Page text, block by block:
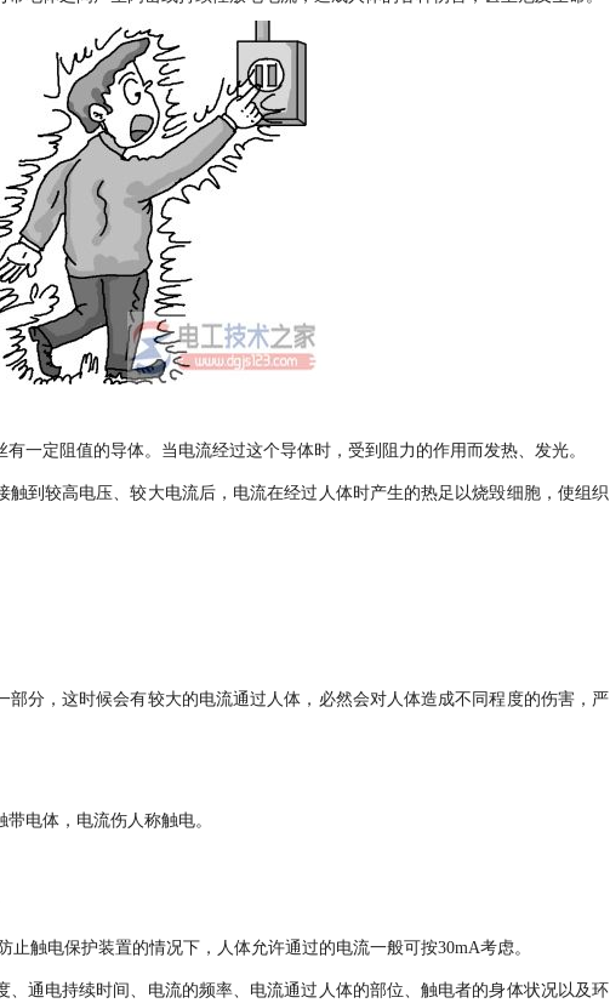
一定阻值的导体。当电流经过这个导体时，受到阻力的作用而发热、发光。
触到较高电压、较大电流后，电流在经过人体时产生的热足以烧毁细胞，使组织
部分，这时候会有较大的电流通过人体，必然会对人体造成不同程度的伤害，严
电体，电流伤人称触电。
止触电保护装置的情况下，人体允许通过的电流一般可按30mA考虑。
、通电持续时间、电流的频率、电流通过人体的部位、触电者的身体状况以及环